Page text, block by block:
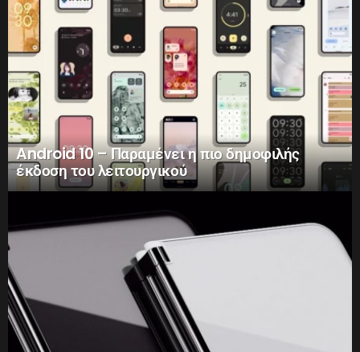
Android 10 – Παραμένει η πιο δημοφιλής
έκδοση του λειτουργικού